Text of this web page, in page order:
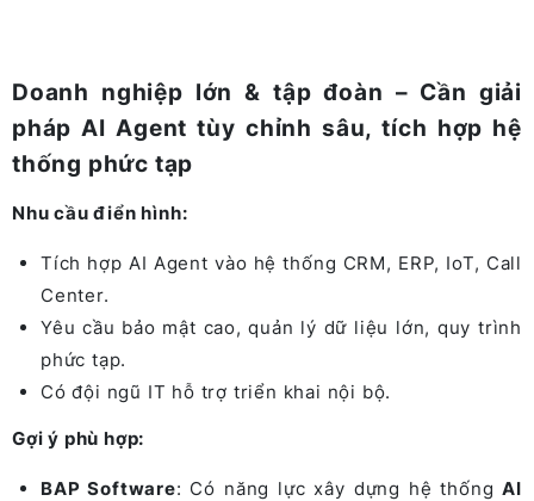
Doanh nghiệp lớn & tập đoàn – Cần giải
pháp AI Agent tùy chỉnh sâu, tích hợp hệ
thống phức tạp
Nhu cầu điển hình:
Tích hợp AI Agent vào hệ thống CRM, ERP, IoT, Call
Center.
Yêu cầu bảo mật cao, quản lý dữ liệu lớn, quy trình
phức tạp.
Có đội ngũ IT hỗ trợ triển khai nội bộ.
Gợi ý phù hợp:
BAP Software: Có năng lực xây dựng hệ thốngAI